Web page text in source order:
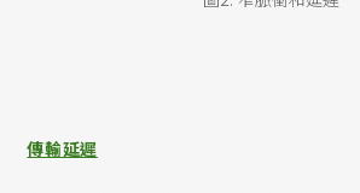
傳輸延遲